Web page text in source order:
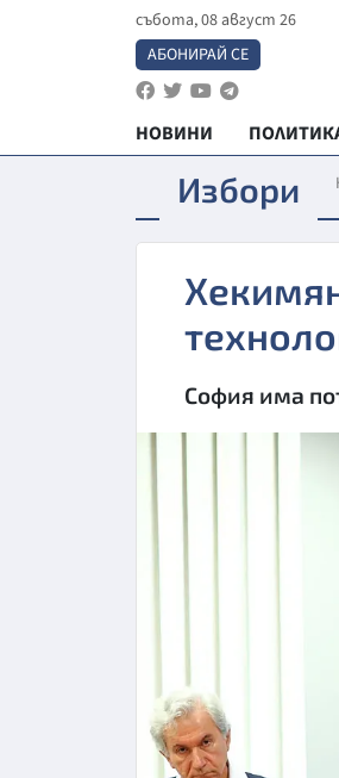
събота, 08 август 26
АБОНИРАЙ СЕ
НОВИНИ
Избори
София има